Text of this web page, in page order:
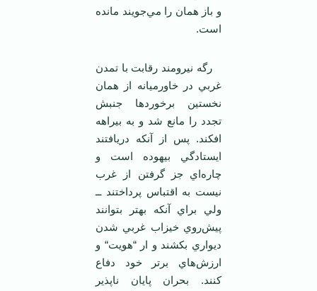
و باز همان را مي‌جويند مانده
است.
رگه نيرومند رقابت با تمدن
غربي در خاورميانه از همان
نخستين برخوردها جنبش
تجدد را مانع شد و به بيراهه
افکند. پس از آنکه دريافتند
ايستادگي بيهوده است و
چاره‌اي جز گرفتن از غرب
نيست به اقتباس پرداختند ــ
ولي براي آنکه بهتر بتوانند
پيش‌روي خيزاب غربي شدن
ديواري بکشند و ار “هويت“ و
ارزش‌هاي برتر خود دفاع
کنند. بحران پايان ناپذير